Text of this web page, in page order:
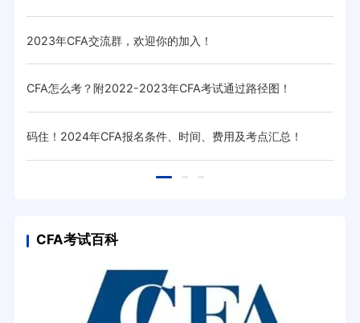
2023年CFA交流群，欢迎你的加入！
CFA怎么考？附2022-2023年CFA考试通过路径图！
码住！2024年CFA报名条件、时间、费用及考点汇总！
CFA考试百科